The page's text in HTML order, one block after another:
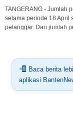
TANGERANG - Jumlah
selama periode 18 April
pelanggar. Dari jumlah
Baca berita
aplikasi